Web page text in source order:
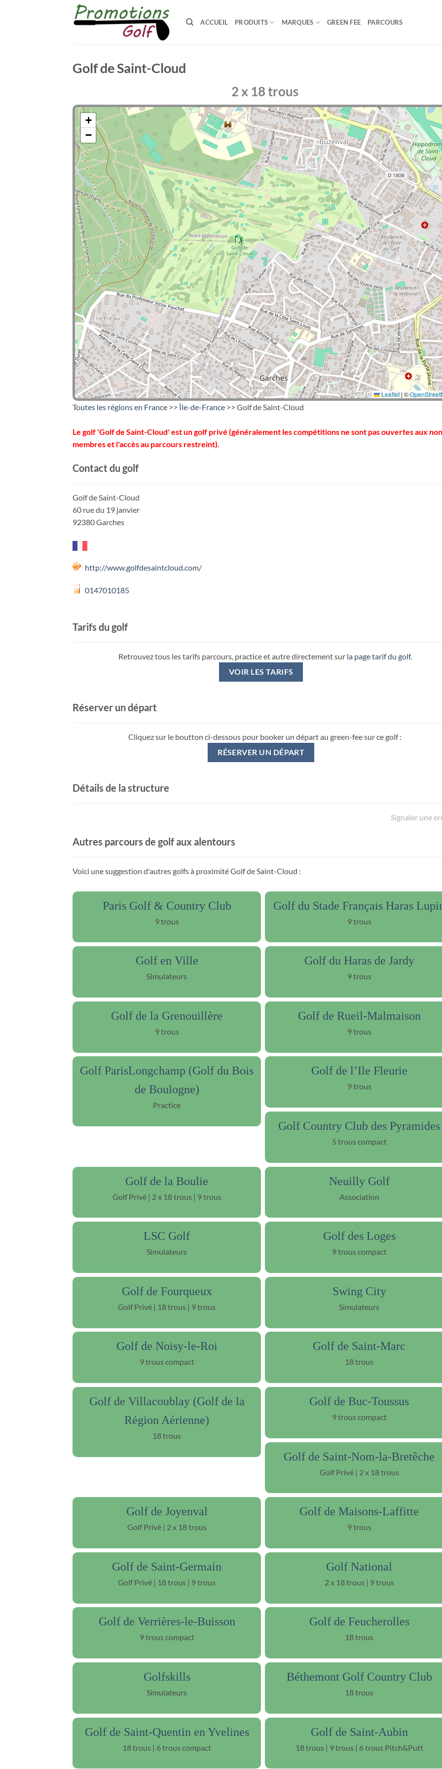
ACCUEIL PRODUITS MARQUES GREEN FEE PARCOURS
Golf de Saint-Cloud
2 x 18 trous
+
−
Leaflet|©
Toutes les régions en France >> Île-de-France >> Golf de Saint-Cloud
Le golf 'Golf de Saint-Cloud' est un golf privé (généralement les compétitions ne sont pas ouvertes aux
membres et l'accès au parcours restreint).
Contact du golf
Golf de Saint-Cloud
60 rue du 19 janvier
92380 Garches
http://www.golfdesaintcloud.com/
0147010185
Tarifs du golf
Retrouvez tous les tarifs parcours, practice et autre directement sur la page tarif du golf.
VOIR LES TARIFS
Réserver un départ
Cliquez sur le boutton ci-dessous pour booker un départ au green-fee sur ce golf :
RÉSERVER UN DÉPART
Détails de la structure
Signaler une
Autres parcours de golf aux alentours
Voici une suggestion d'autres golfs à proximité Golf de Saint-Cloud :
Paris Golf & Country Club
9 trous
Golf du Stade Français Haras
9 trous
Golf en Ville
Simulateurs
Golf du Haras de Jardy
9 trous
Golf de la Grenouillère
9 trous
Golf de Rueil-Malmaison
9 trous
Golf ParisLongchamp (Golf du Bois
de Boulogne)
Practice
Golf de l’Ile Fleurie
9 trous
Golf Country Club des Pyramides
5 trous compact
Golf de la Boulie
Golf Privé | 2 x 18 trous | 9 trous
Neuilly Golf
Association
LSC Golf
Simulateurs
Golf des Loges
9 trous compact
Golf de Fourqueux
Golf Privé | 18 trous | 9 trous
Swing City
Simulateurs
Golf de Noisy-le-Roi
9 trous compact
Golf de Saint-Marc
18 trous
Golf de Villacoublay (Golf de la
Région Aérienne)
18 trous
Golf de Buc-Toussus
9 trous compact
Golf de Saint-Nom-la-Bretêche
Golf Privé | 2 x 18 trous
Golf de Joyenval
Golf Privé | 2 x 18 trous
Golf de Maisons-Laffitte
9 trous
Golf de Saint-Germain
Golf Privé | 18 trous | 9 trous
Golf National
2 x 18 trous | 9 trous
Golf de Verrières-le-Buisson
9 trous compact
Golf de Feucherolles
18 trous
Golfskills
Simulateurs
Béthemont Golf Country Club
18 trous
Golf de Saint-Quentin en Yvelines
18 trous | 6 trous compact
Golf de Saint-Aubin
18 trous | 9 trous | 6 trous Pitch&Putt